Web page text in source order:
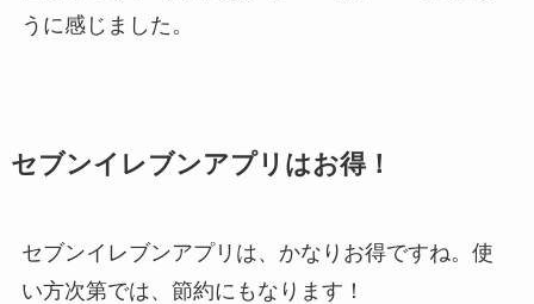
うに感じました。
セブンイレブンアプリはお得！
セブンイレブンアプリは、かなりお得ですね。使
い方次第では、節約にもなります！